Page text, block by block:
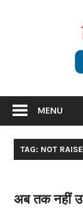
MENU
TAG: NOT
अब तक नहीं